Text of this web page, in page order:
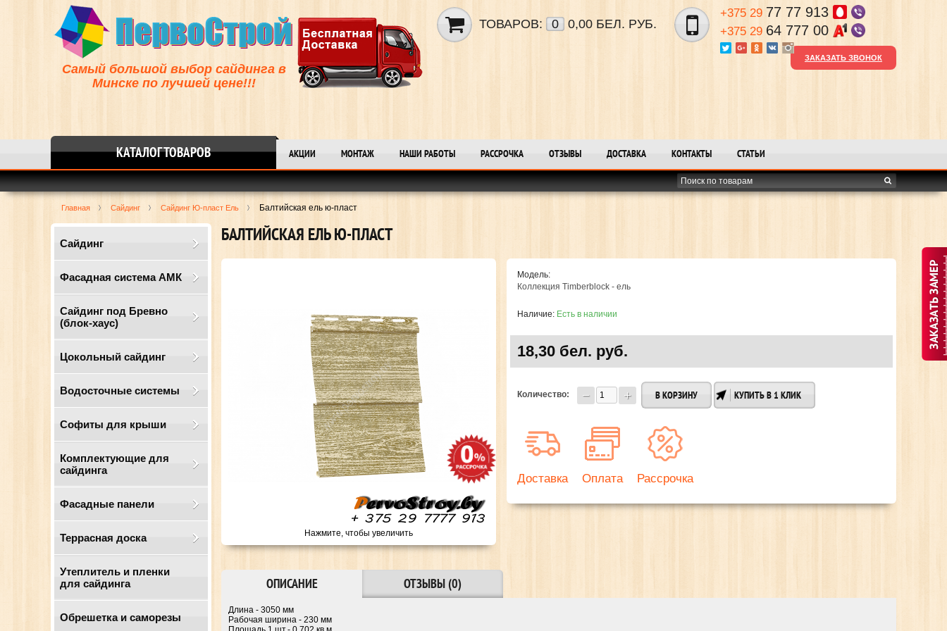
Самый большой выбор сайдинга в
Минске по лучшей цене!!!
ТОВАРОВ: 0 0,00 БЕЛ. РУБ.
+375 29 77 77 913
+375 29 64 777 00
ЗАКАЗАТЬ ЗВОНОК
КАТАЛОГ ТОВАРОВ АКЦИИ МОНТАЖ НАШИ РАБОТЫ РАССРОЧКА ОТЗЫВЫ ДОСТАВКА КОНТАКТЫ СТАТЬИ
Главная Сайдинг Cайдинг Ю-пласт Ель Балтийская ель ю-пласт
Сайдинг
Фасадная система АМК
Сайдинг под Бревно
(блок-хаус)
Цокольный сайдинг
Водосточные системы
Cофиты для крыши
Комплектующие для
сайдинга
Фасадные панели
Террасная доска
Утеплитель и пленки
для сайдинга
Обрешетка и саморезы
БАЛТИЙСКАЯ ЕЛЬ Ю-ПЛАСТ
Нажмите, чтобы увеличить
Модель:
Коллекция Timberblock - ель
Наличие: Есть в наличии
18,30 бел. руб.
Количество: КУПИТЬ В 1 КЛИК
Доставка Оплата Рассрочка
ОПИСАНИЕ ОТЗЫВЫ (0)
Длина - 3050 мм
Рабочая ширина - 230 мм